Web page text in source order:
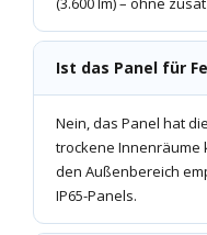
Ist das Panel für
Nein, das Panel hat
trockene Innenräume
den Außenbereich
IP65-Panels.